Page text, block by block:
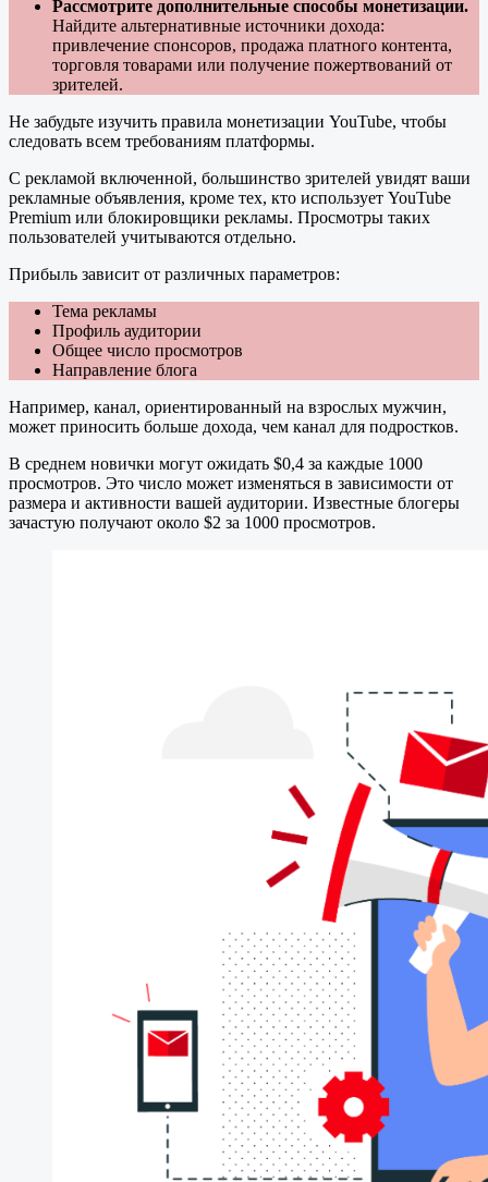
Рассмотрите дополнительные способы монетизации.
Найдите альтернативные источники дохода:
привлечение спонсоров, продажа платного контента,
торговля товарами или получение пожертвований от
зрителей.
Не забудьте изучить правила монетизации YouTube, чтобы
следовать всем требованиям платформы.
С рекламой включенной, большинство зрителей увидят ваши
рекламные объявления, кроме тех, кто использует YouTube
Premium или блокировщики рекламы. Просмотры таких
пользователей учитываются отдельно.
Прибыль зависит от различных параметров:
Тема рекламы
Профиль аудитории
Общее число просмотров
Направление блога
Например, канал, ориентированный на взрослых мужчин,
может приносить больше дохода, чем канал для подростков.
В среднем новички могут ожидать $0,4 за каждые 1000
просмотров. Это число может изменяться в зависимости от
размера и активности вашей аудитории. Известные блогеры
зачастую получают около $2 за 1000 просмотров.